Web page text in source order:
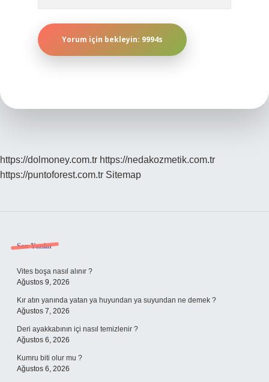
https://dolmoney.com.tr https://nedakozmetik.com.tr
https://puntoforest.com.tr Sitemap
Sidebar
Son Yazılar
Vites boşa nasıl alınır ?
Ağustos 9, 2026
Kır atın yanında yatan ya huyundan ya suyundan ne demek ?
Ağustos 7, 2026
Deri ayakkabının içi nasıl temizlenir ?
Ağustos 6, 2026
Kumru biti olur mu ?
Ağustos 6, 2026